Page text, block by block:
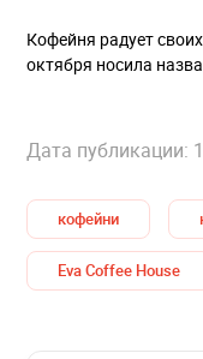
Кофейня радует
октября носила
Дата публикации:
кофейни
Eva Coffee House